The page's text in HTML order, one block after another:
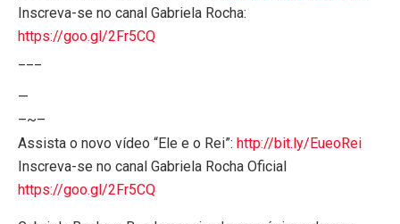
Inscreva-se no canal Gabriela Rocha:
https://goo.gl/2Fr5CQ
—
–~–
Assista o novo vídeo “Ele e o Rei”: http://bit.ly/EueoRei
Inscreva-se no canal Gabriela Rocha Oficial
https://goo.gl/2Fr5CQ